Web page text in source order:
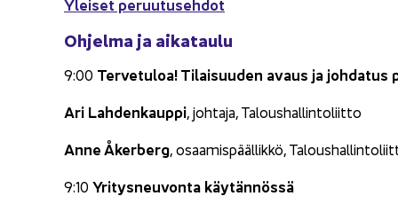
Ylei­set pe­ruu­tuseh­dot
Oh­jel­ma ja ai­ka­tau­lu
9:00 Ter­ve­tu­loa! Ti­lai­suu­den avaus ja joh­da­tus
Ari Lah­den­kaup­pi, joh­ta­ja, Ta­lous­hal­lin­to­liit­to
Anne Åkerberg, osaa­mis­pääl­lik­kö,
9:10 Yri­tys­neu­von­ta käy­tän­nös­sä